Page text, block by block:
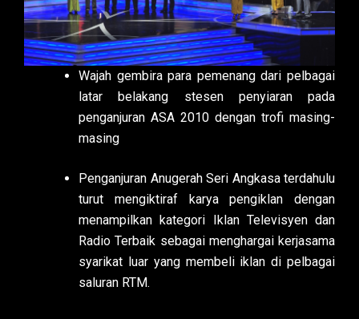
Wajah gembira para pemenang dari pelbagai
latar belakang stesen penyiaran pada
penganjuran ASA 2010 dengan trofi masing-
masing
Penganjuran Anugerah Seri Angkasa terdahulu
turut mengiktiraf karya pengiklan dengan
menampilkan kategori Iklan Televisyen dan
Radio Terbaik sebagai menghargai kerjasama
syarikat luar yang membeli iklan di pelbagai
saluran RTM.